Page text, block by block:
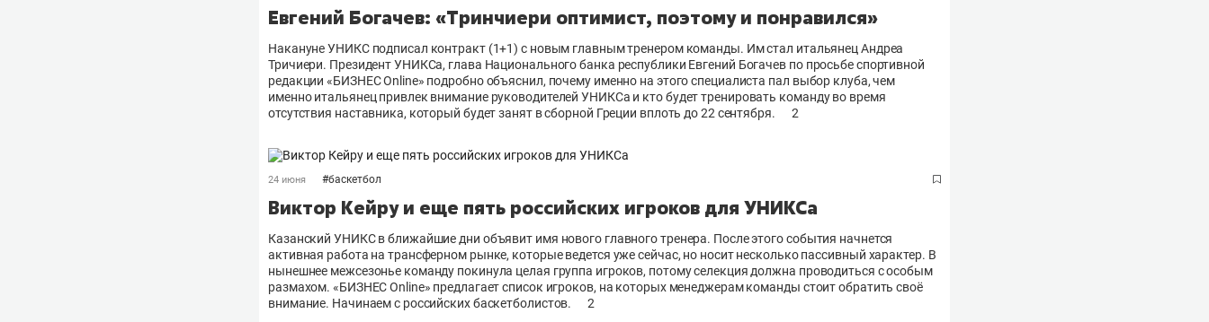
Евгений Богачев: «Тринчиери оптимист, поэтому и понравился»
Накануне УНИКС подписал контракт (1+1) с новым главным тренером команды. Им стал итальянец Андреа
Тричиери. Президент УНИКСа, глава Национального банка республики Евгений Богачев по просьбе спортивной
редакции «БИЗНЕС Оnline» подробно объяснил, почему именно на этого специалиста пал выбор клуба, чем
именно итальянец привлек внимание руководителей УНИКСа и кто будет тренировать команду во время
отсутствия наставника, который будет занят в сборной Греции вплоть до 22 сентября.
2
24 июня #баскетбол
Виктор Кейру и еще пять российских игроков для УНИКСа
Казанский УНИКС в ближайшие дни объявит имя нового главного тренера. После этого события начнется
активная работа на трансферном рынке, которые ведется уже сейчас, но носит несколько пассивный характер. В
нынешнее межсезонье команду покинула целая группа игроков, потому селекция должна проводиться с особым
размахом. «БИЗНЕС Online» предлагает список игроков, на которых менеджерам команды стоит обратить своё
внимание. Начинаем с российских баскетболистов.
2